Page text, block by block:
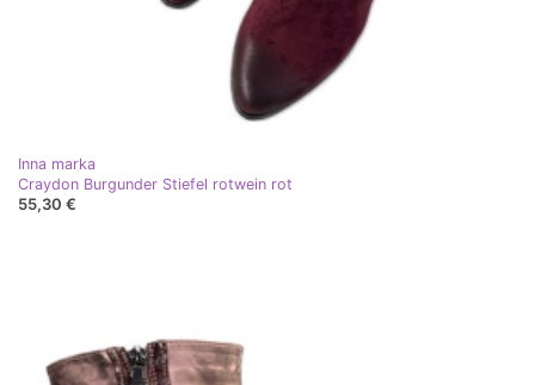
Inna marka
Craydon Burgunder Stiefel rotwein rot
55,30 €